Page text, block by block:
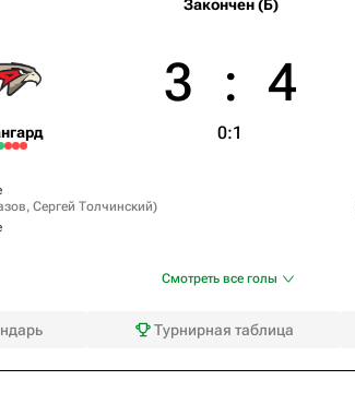
Закончен (Б)
3 : 4
0:1
, Сергей Толчинский)
Смотреть все голы
Турнирная таблица